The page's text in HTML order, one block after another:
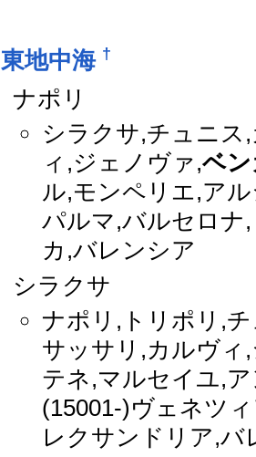
東地中海 †
ナポリ
シラクサ,チュニ
ィ,ジェノヴァ,ベ
ル,モンペリエ,ア
パルマ,バルセロナ,
カ,バレンシア
シラクサ
ナポリ,トリポリ,
サッサリ,カルヴィ
テネ,マルセイユ,
(15001-)ヴェネツ
レクサンドリア,